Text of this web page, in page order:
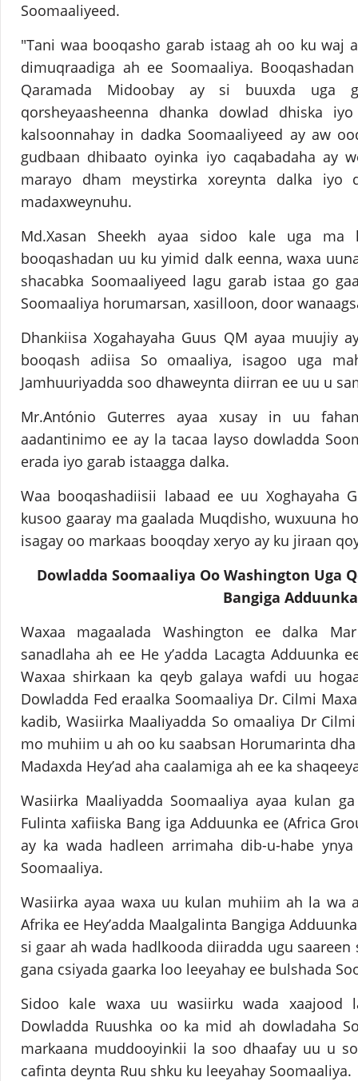
Soomaaliyeed.
"Tani waa booqasho garab istaag ah oo ku waj
dimuqraadiga ah ee Soomaaliya.
Qaramada Midoobay ay si buuxda uga
qorsheyaasheenna dhanka dowlad dhiska
kalsoonnahay in dadka Soomaaliyeed ay aw
gudbaan dhibaato oyinka iyo caqabadaha ay
marayo dham meystirka xoreynta dalka iyo
madaxweynuhu.
Md.Xasan Sheekh ayaa sidoo kale uga ma
booqashadan uu ku yimid dalk eenna, waxa
shacabka Soomaaliyeed lagu garab istaa go
Soomaaliya horumarsan, xasilloon, door
Dhankiisa Xogahayaha Guus QM ayaa muujiy
booqash adiisa So omaaliya, isagoo uga
Jamhuuriyadda soo dhaweynta diirran ee uu u
Mr.António Guterres ayaa xusay in uu
aadantinimo ee ay la tacaa layso dowladda
erada iyo garab istaagga dalka.
Waa booqashadiisii labaad ee uu Xoghayaha
kusoo gaaray ma gaalada Muqdisho, wuxuuna
isagay oo markaas booqday xeryo ay ku jiraan
Dowladda Soomaaliya Oo Washington Uga
Bangiga Adduunka
Waxaa magaalada Washington ee dalka
sanadlaha ah ee He y’adda Lacagta Adduunka
Waxaa shirkaan ka qeyb galaya wafdi uu
Dowladda Fed eraalka Soomaaliya Dr. Cilmi
kadib, Wasiirka Maaliyadda So omaaliya Dr
mo muhiim u ah oo ku saabsan Horumarinta
Madaxda Hey’ad aha caalamiga ah ee ka
Wasiirka Maaliyadda Soomaaliya ayaa kulan
Fulinta xafiiska Bang iga Adduunka ee (Africa
ay ka wada hadleen arrimaha dib-u-habe
Soomaaliya.
Wasiirka ayaa waxa uu kulan muhiim ah la wa
Afrika ee Hey’adda Maalgalinta Bangiga
si gaar ah wada hadlkooda diiradda ugu
gana csiyada gaarka loo leeyahay ee bulshada
Sidoo kale waxa uu wasiirku wada xaajood
Dowladda Ruushka oo ka mid ah dowladaha
markaana muddooyinkii la soo dhaafay uu u
cafinta deynta Ruu shku ku leeyahay Soomaaliya.